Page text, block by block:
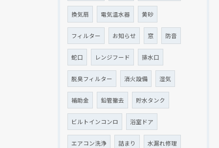
換気扇 電気温水器 黄砂
フィルター お知らせ 窓 防音
蛇口 レンジフード 排水口
脱臭フィルター 消火設備 湿気
補助金 鉛管撤去 貯水タンク
ビルトインコンロ 浴室ドア
エアコン洗浄 詰まり 水漏れ修理
現在、新聞に入っている折込チラシです。